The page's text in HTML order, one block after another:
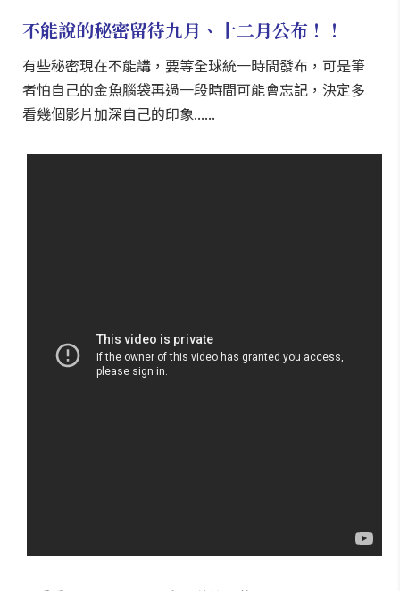
不能說的秘密留待九月、十二月公布！！
有些秘密現在不能講，要等全球統一時間發布，可是筆
者怕自己的金魚腦袋再過一段時間可能會忘記，決定多
看幾個影片加深自己的印象......